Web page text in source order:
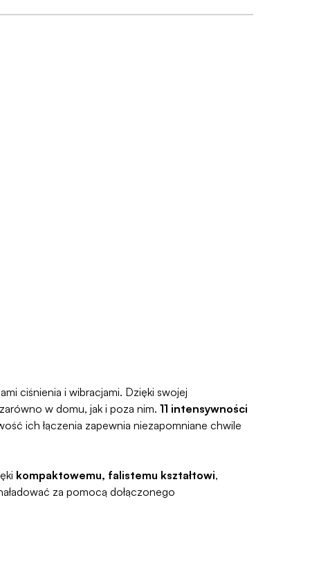
ponieważ
ciśnienia i wibracjami. Dzięki swojej
w domu, jak i poza nim. 11 intensywności
ich łączenia zapewnia niezapomniane chwile
kompaktowemu, falistemu kształtowi,
za pomocą dołączonego